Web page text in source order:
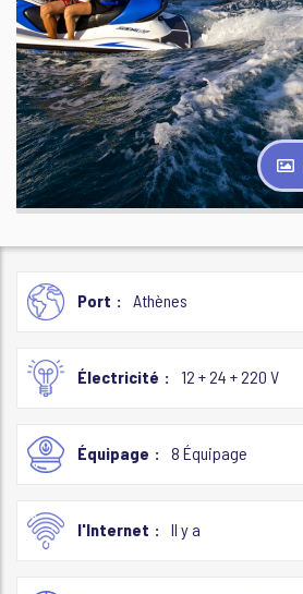
Port Athènes
Électricité 12 + 24 + 220 V
Équipage 8 Équipage
l'Internet Il y a